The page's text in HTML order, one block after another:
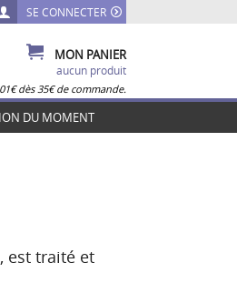
SE CONNECTER
MON PANIER
aucun produit
dès 35€ de commande.
DU MOMENT
est traité et